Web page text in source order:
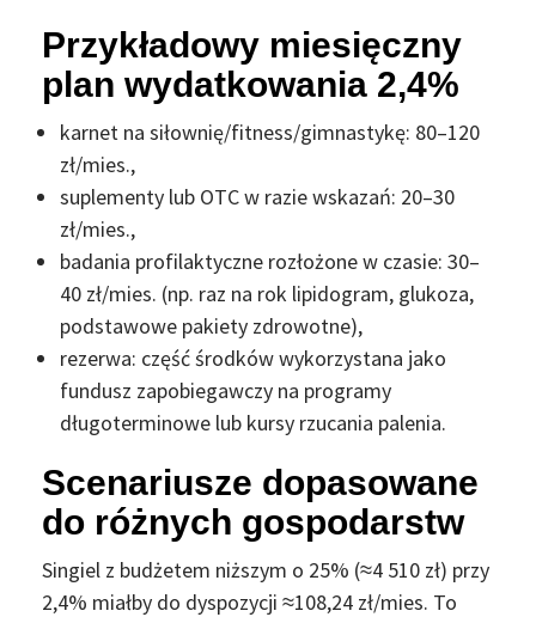
Przykładowy miesięczny
plan wydatkowania 2,4%
karnet na siłownię/fitness/gimnastykę: 80–120
zł/mies.,
suplementy lub OTC w razie wskazań: 20–30
zł/mies.,
badania profilaktyczne rozłożone w czasie: 30–
40 zł/mies. (np. raz na rok lipidogram, glukoza,
podstawowe pakiety zdrowotne),
rezerwa: część środków wykorzystana jako
fundusz zapobiegawczy na programy
długoterminowe lub kursy rzucania palenia.
Scenariusze dopasowane
do różnych gospodarstw
Singiel z budżetem niższym o 25% (≈4 510 zł) przy
2,4% miałby do dyspozycji ≈108,24 zł/mies. To